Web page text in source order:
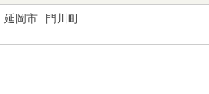
延岡市 門川町